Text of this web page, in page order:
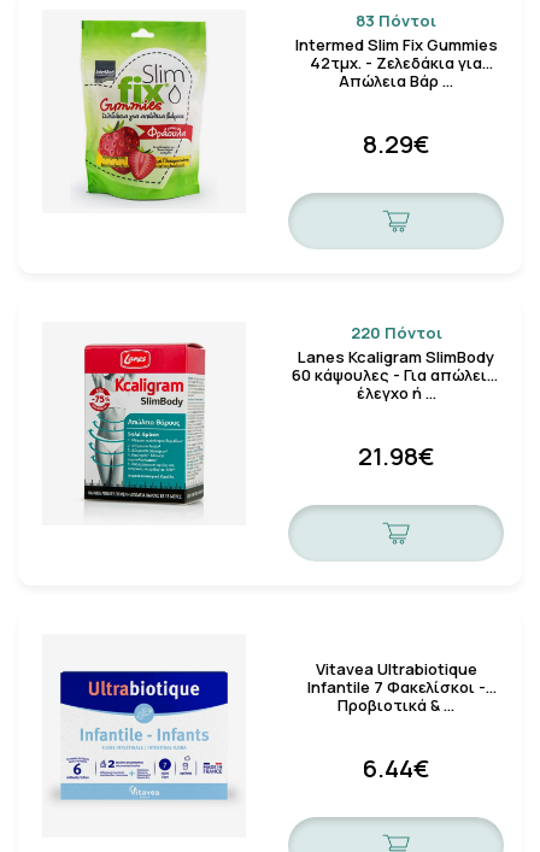
83 Πόντοι
Intermed Slim Fix Gummies
42τμχ. - Ζελεδάκια για
Απώλεια Βάρ …
8.29€
220 Πόντοι
Lanes Kcaligram SlimBody
60 κάψουλες - Για απώλεια,
έλεγχο ή …
21.98€
Vitavea Ultrabiotique
Infantile 7 Φακελίσκοι -
Προβιοτικά & …
6.44€